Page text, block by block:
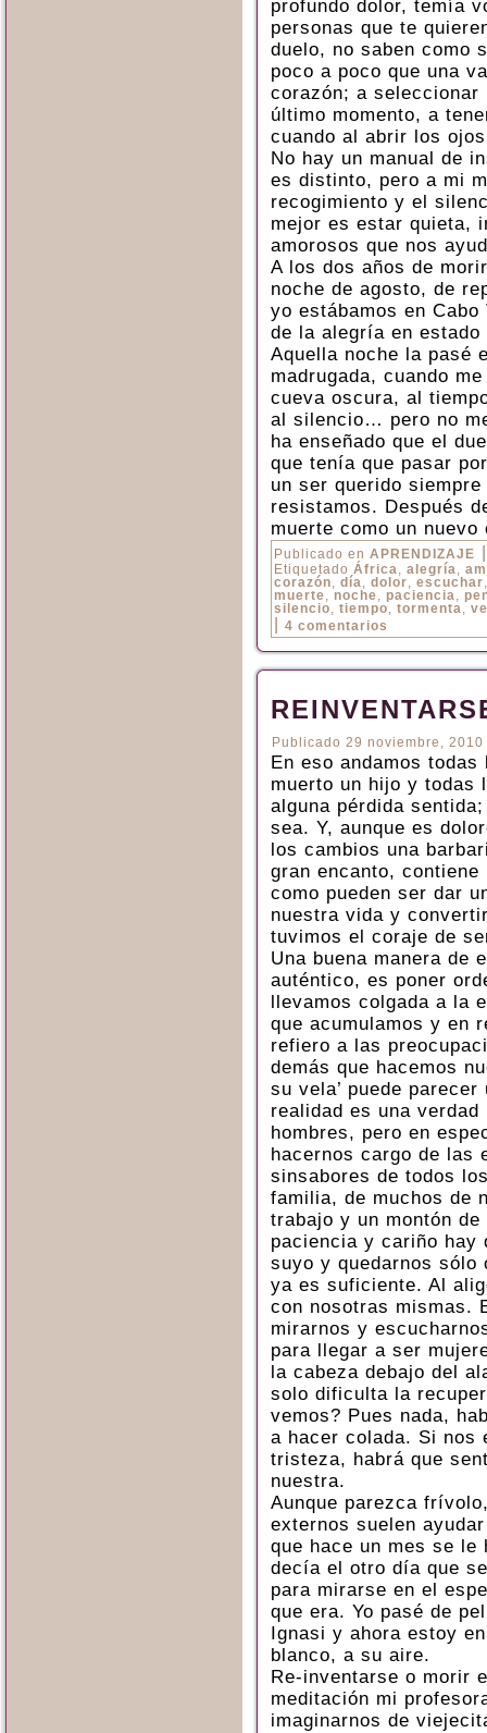
profundo dolor, temía
personas que te
duelo, no saben como
poco a poco que una
corazón; a
último momento, a
cuando al abrir los
No hay un manual de
es distinto, pero a mi
recogimiento y el
mejor es estar quieta,
amorosos que nos
A los dos años de
noche de agosto, de
yo estábamos en
de la alegría en
Aquella noche la pasé
madrugada, cuando
cueva oscura, al
al silencio… pero no
ha enseñado que el
que tenía que pasar
un ser querido
resistamos. Después
muerte como un
Publicado en APRENDIZAJE
Etiquetado África, alegría,
corazón, día, dolor, escuchar
muerte, noche, paciencia,
silencio, tiempo, tormenta,
4 comentarios
Publicado 29 noviembre, 2010
En eso andamos
muerto un hijo y todas
alguna pérdida
sea. Y, aunque es
los cambios una
gran encanto,
como pueden ser dar
nuestra vida y
tuvimos el coraje de
Una buena manera de
auténtico, es poner
llevamos colgada a la
que acumulamos y en
refiero a las
demás que hacemos
su vela’ puede
realidad es una
hombres, pero en
hacernos cargo de las
sinsabores de todos
familia, de muchos de
trabajo y un montón
paciencia y cariño hay
suyo y quedarnos sólo
ya es suficiente. Al
con nosotras mismas.
mirarnos y
para llegar a ser
la cabeza debajo del
solo dificulta la
vemos? Pues nada,
a hacer colada. Si nos
tristeza, habrá que
nuestra.
Aunque parezca
externos suelen
que hace un mes se le
decía el otro día que
para mirarse en el
que era. Yo pasé de
Ignasi y ahora estoy
blanco, a su aire.
Re-inventarse o morir
meditación mi
imaginarnos de